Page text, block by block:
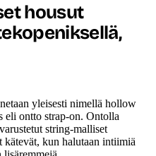
housut
yleisesti nimellä hollow
eli ontto strap-on. Ontolla
string-malliset
kätevät, kun halutaan intiimiä